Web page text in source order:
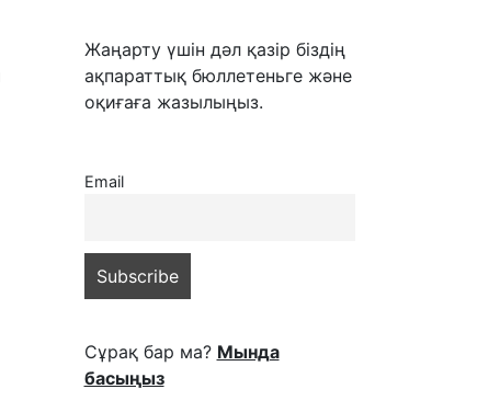
Жаңарту үшін дәл қазір біздің
ақпараттық бюллетеньге және
оқиғаға жазылыңыз.
Email
Сұрақ бар ма? Мында
басыңыз